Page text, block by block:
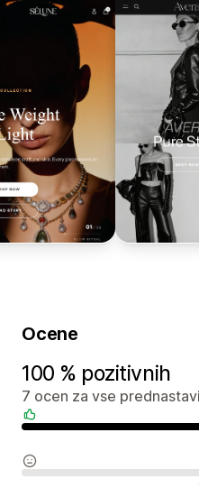
Ocene
100 % pozitivnih
7 ocen za vse